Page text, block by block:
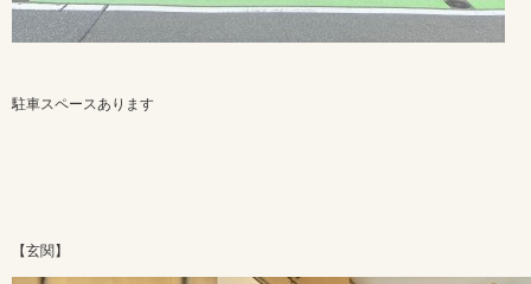
駐車スペースあります
【玄関】